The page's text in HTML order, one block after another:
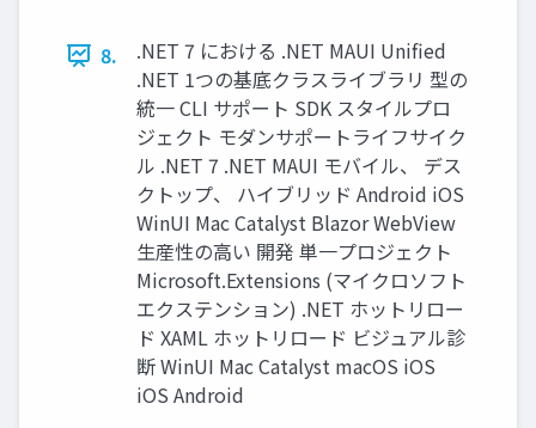
8.
.NET 7 における .NET MAUI Unified
.NET 1つの基底クラスライブラリ 型の
統⼀ CLI サポート SDK スタイルプロ
ジェクト モダンサポートライフサイク
ル .NET 7 .NET MAUI モバイル、 デス
クトップ、 ハイブリッド Android iOS
WinUI Mac Catalyst Blazor WebView
⽣産性の⾼い 開発 単⼀プロジェクト
Microsoft.Extensions (マイクロソフト
エクステンション) .NET ホットリロー
ド XAML ホットリロード ビジュアル診
断 WinUI Mac Catalyst macOS iOS
iOS Android